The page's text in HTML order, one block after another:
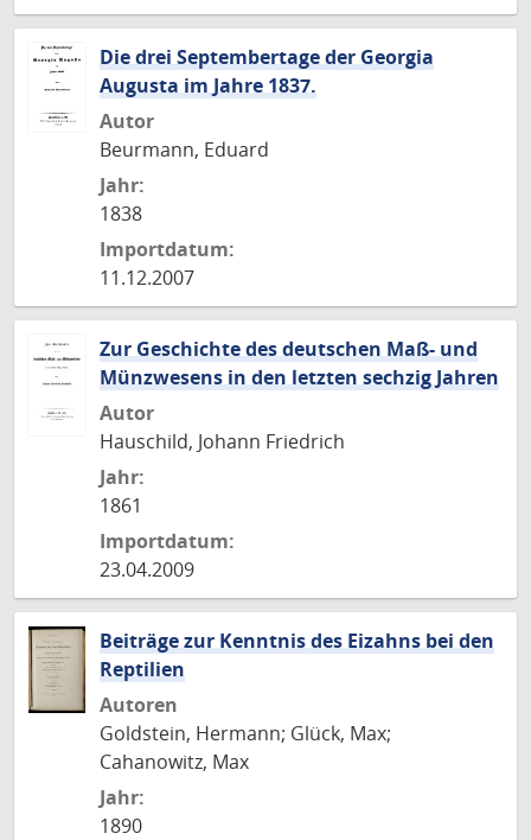
Die drei Septembertage der Georgia
Augusta im Jahre 1837.
Autor
Beurmann, Eduard
Jahr:
1838
Importdatum:
11.12.2007
Zur Geschichte des deutschen Maß- und
Münzwesens in den letzten sechzig Jahren
Autor
Hauschild, Johann Friedrich
Jahr:
1861
Importdatum:
23.04.2009
Beiträge zur Kenntnis des Eizahns bei den
Reptilien
Autoren
Goldstein, Hermann; Glück, Max;
Cahanowitz, Max
Jahr:
1890